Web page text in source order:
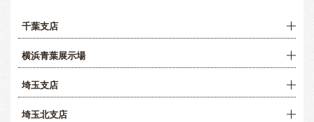
千葉支店
横浜青葉展示場
埼玉支店
埼玉北支店